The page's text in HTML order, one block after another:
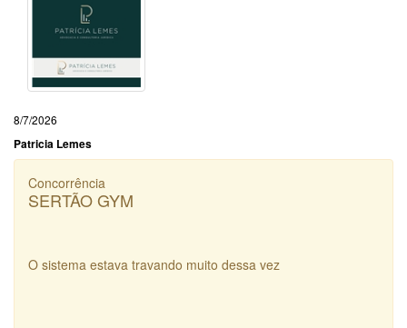
8/7/2026
Patricia Lemes
Concorrência
SERTÃO GYM
O sistema estava travando muito dessa vez